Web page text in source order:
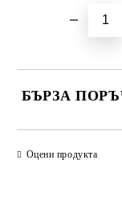
БЪРЗА
Оцени продукта